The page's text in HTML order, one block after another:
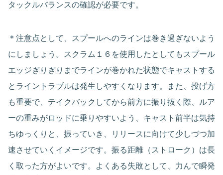
タックルバランスの確認が必要です。
＊注意点として、スプールへのラインは巻き過ぎないよう
にしましょう。スクラム１６を使用したとしてもスプール
エッジぎりぎりまでラインが巻かれた状態でキャストする
とライントラブルは発生しやすくなります。また、投げ方
も重要で、テイクバックしてから前方に振り抜く際、ルア
ーの重みがロッドに乗りやすいよう、キャスト前半は気持
ちゆっくりと、振っていき、リリースに向けて少しづつ加
速させていくイメージです。振る距離（ストローク）は長
く取った方がよいです。よくある失敗として、力んで瞬発